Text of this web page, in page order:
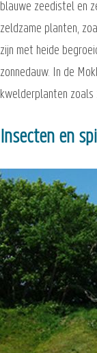
blauwe zeedistel en
zeldzame planten,
zijn met heide
zonnedauw. In de
kwelderplanten zoals
Insecten en